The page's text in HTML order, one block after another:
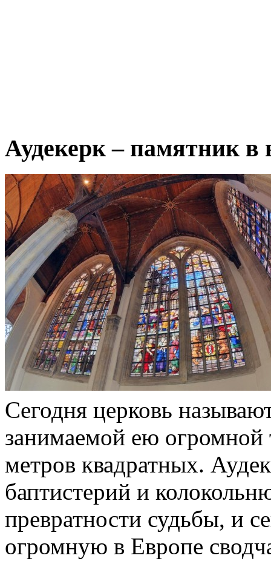
Аудекерк – памятник в
Сегодня церковь
занимаемой ею огромной
метров квадратных.
баптистерий и
превратности судьбы, и
огромную в Европе